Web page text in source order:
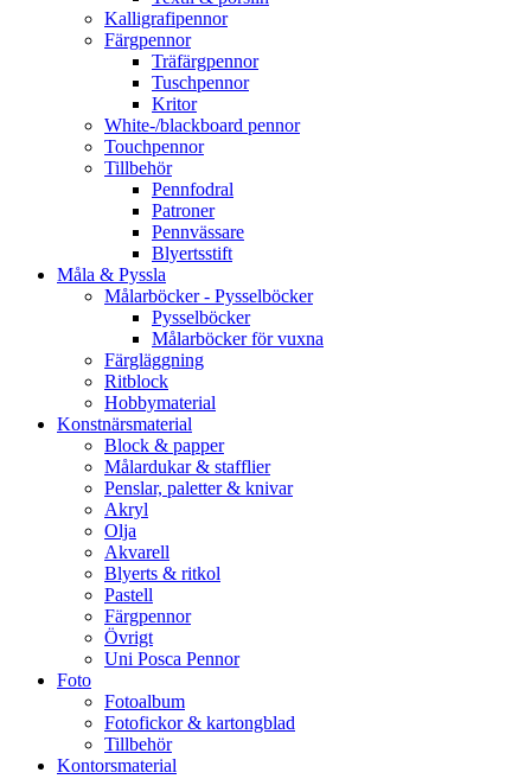
Kalligrafipennor
Färgpennor
Träfärgpennor
Tuschpennor
Kritor
White-/blackboard pennor
Touchpennor
Tillbehör
Pennfodral
Patroner
Pennvässare
Blyertsstift
Måla & Pyssla
Målarböcker - Pysselböcker
Pysselböcker
Målarböcker för vuxna
Färgläggning
Ritblock
Hobbymaterial
Konstnärsmaterial
Block & papper
Målardukar & stafflier
Penslar, paletter & knivar
Akryl
Olja
Akvarell
Blyerts & ritkol
Pastell
Färgpennor
Övrigt
Uni Posca Pennor
Foto
Fotoalbum
Fotofickor & kartongblad
Tillbehör
Kontorsmaterial